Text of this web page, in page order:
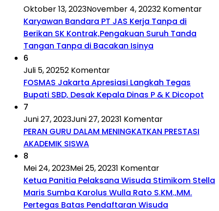
Oktober 13, 2023November 4, 20232 Komentar
Karyawan Bandara PT JAS Kerja Tanpa di
Berikan SK Kontrak,Pengakuan Suruh Tanda
Tangan Tanpa di Bacakan Isinya
6
Juli 5, 20252 Komentar
FOSMAS Jakarta Apresiasi Langkah Tegas
Bupati SBD, Desak Kepala Dinas P & K Dicopot
7
Juni 27, 2023Juni 27, 20231 Komentar
PERAN GURU DALAM MENINGKATKAN PRESTASI
AKADEMIK SISWA
8
Mei 24, 2023Mei 25, 20231 Komentar
Ketua Panitia Pelaksana Wisuda Stimikom Stella
Maris Sumba Karolus Wulla Rato S.KM.,MM.
Pertegas Batas Pendaftaran Wisuda